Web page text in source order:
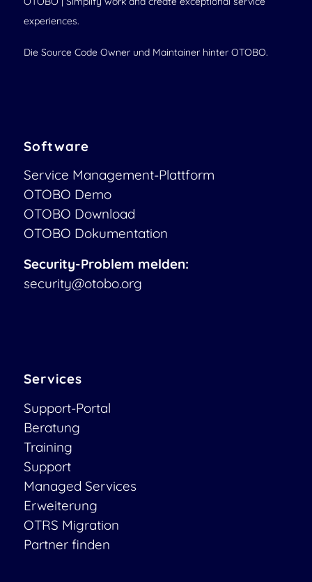
experiences.
Die Source Code Owner und Maintainer hinter OTOBO.
Software
Service Management-Plattform
OTOBO Demo
OTOBO Download
OTOBO Dokumentation
Security-Problem melden:
security@otobo.org
Services
Support-Portal
Beratung
Training
Support
Managed Services
Erweiterung
OTRS Migration
Partner finden